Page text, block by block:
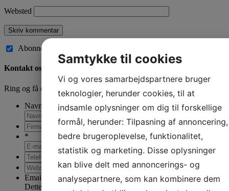
Websted
Abonnér på nye kommentarer til dette indlæg
Kontakt os
Ring og få en snak på 78 76 10 30
eller brug kontaktformularen
Navn
*
Email
Dette felt er til validering og bør ikke ændres.
Samtykke til cookies
Vi og vores samarbejdspartnere bruger
teknologier, herunder cookies, til at
indsamle oplysninger om dig til forskellige
formål, herunder: Tilpasning af annoncering,
bedre brugeroplevelse, funktionalitet,
statistik og marketing. Disse oplysninger
kan blive delt med annoncerings- og
analysepartnere, som kan kombinere dem